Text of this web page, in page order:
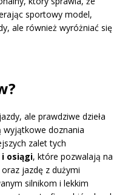
sportowy model,
ale również wyróżniać się
ale prawdziwe dzieła
doznania
zalet tych
osiągi, które pozwalają na
jazdę z dużymi
silnikom i lekkim